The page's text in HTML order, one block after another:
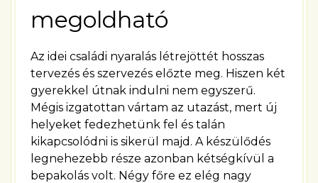
megoldható
Az idei családi nyaralás létrejöttét hosszas
tervezés és szervezés előzte meg. Hiszen két
gyerekkel útnak indulni nem egyszerű.
Mégis izgatottan vártam az utazást, mert új
helyeket fedezhetünk fel és talán
kikapcsolódni is sikerül majd. A készülődés
legnehezebb része azonban kétségkívül a
bepakolás volt. Négy főre ez elég nagy